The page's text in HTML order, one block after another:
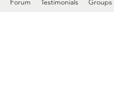
Forum Testimonials Groups